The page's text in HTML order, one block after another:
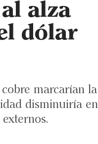
alza
dólar
marcarían la
disminuiría en